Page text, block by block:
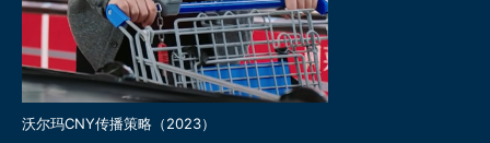
沃尔玛CNY传播策略（2023）